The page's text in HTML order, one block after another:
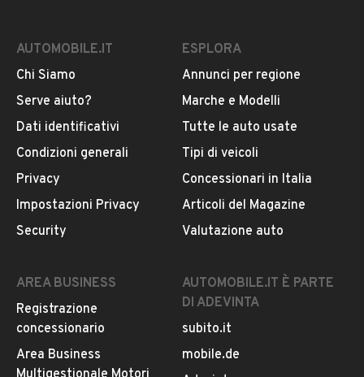
AUTOMOBILE.IT
Chi Siamo
Serve aiuto?
Dati identificativi
Condizioni generali
Privacy
Impostazioni Privacy
Security
ESPLORA
Annunci per regione
Marche e Modelli
Tutte le auto usate
Tipi di veicoli
Concessionari in Italia
Articoli del Magazine
Valutazione auto
AREA BUSINESS
Registrazione
concessionario
Area Business
AUTOMOBILE.IT È PARTE
DI ADEVINTA
subito.it
mobile.de